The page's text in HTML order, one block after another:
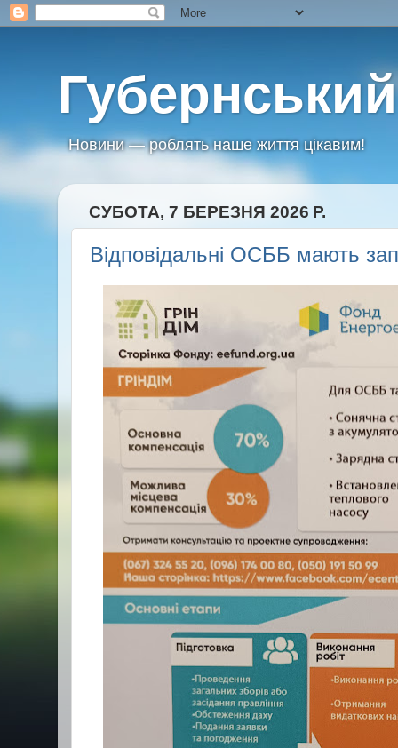
Новини — роблять наше життя цікавим!
СУБОТА, 7 БЕРЕЗНЯ 2026 Р.
Відповідальні ОСББ мають